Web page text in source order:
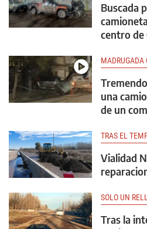
Buscada
centro de
una
de un
TRAS EL
Vialidad
SOLO UN
Tras la